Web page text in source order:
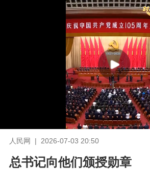
人民网 | 2026-07-03 20:50
总书记向他们颁授勋章